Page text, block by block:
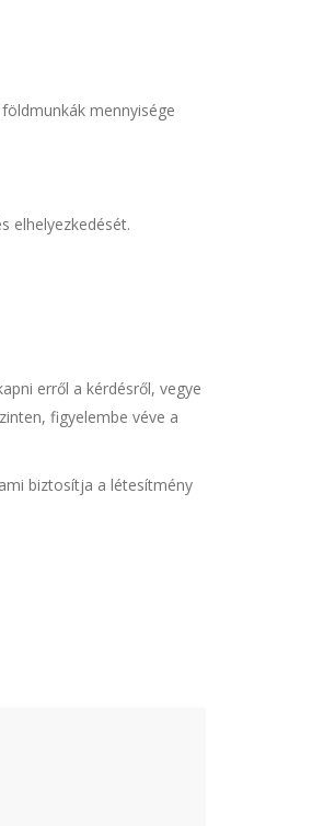
mennyisége
elhelyezkedését.
erről a kérdésről, vegye
figyelembe véve a
biztosítja a létesítmény